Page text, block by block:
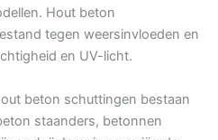
Hout beton
tegen weersinvloeden en
en UV-licht.
beton schuttingen bestaan
staanders, betonnen